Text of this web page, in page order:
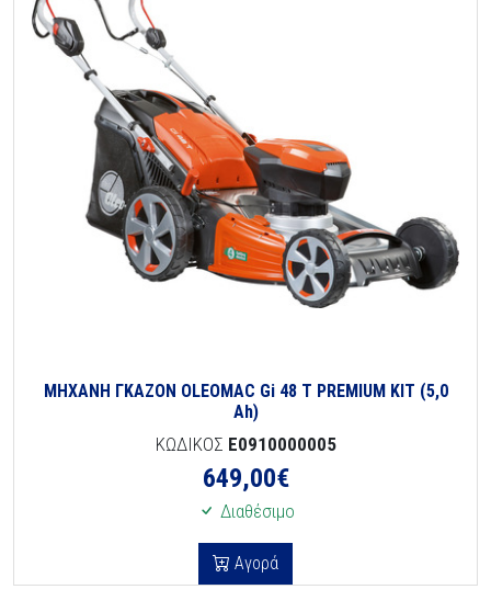
ΜΗΧΑΝΗ ΓΚΑΖΟΝ OLEOMAC Gi 48 T PREMIUM KIT (5,0
Ah)
ΚΩΔΙΚΟΣ E0910000005
649,00€
Διαθέσιμο
Αγορά